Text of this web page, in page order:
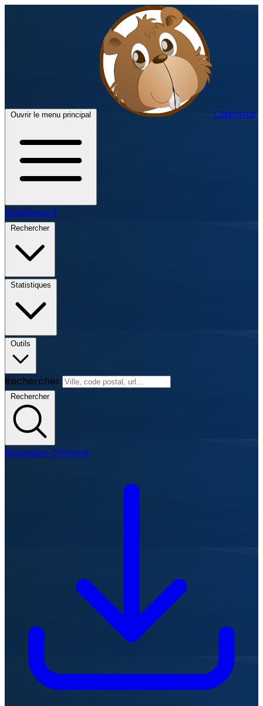
Ouvrir le menu principal Castorus
Dashboard
Rechercher
Statistiques
Outils
Rechercher
Rechercher
Extension Chrome